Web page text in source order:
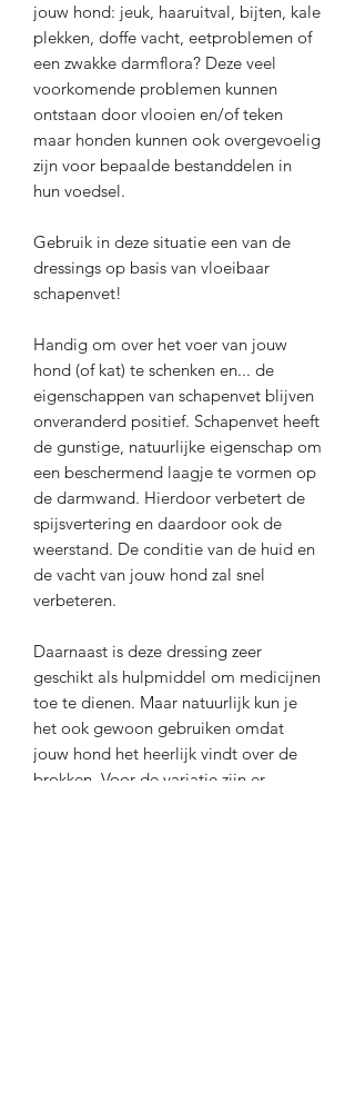
jouw hond: jeuk, haaruitval, bijten, kale
plekken, doffe vacht, eetproblemen of
een zwakke darmflora? Deze veel
voorkomende problemen kunnen
ontstaan door vlooien en/of teken
maar honden kunnen ook overgevoelig
zijn voor bepaalde bestanddelen in
hun voedsel.
Gebruik in deze situatie een van de
dressings op basis van vloeibaar
schapenvet!
Handig om over het voer van jouw
hond (of kat) te schenken en... de
eigenschappen van schapenvet blijven
onveranderd positief. Schapenvet heeft
de gunstige, natuurlijke eigenschap om
een beschermend laagje te vormen op
de darmwand. Hierdoor verbetert de
spijsvertering en daardoor ook de
weerstand. De conditie van de huid en
de vacht van jouw hond zal snel
verbeteren.
Daarnaast is deze dressing zeer
geschikt als hulpmiddel om medicijnen
toe te dienen. Maar natuurlijk kun je
het ook gewoon gebruiken omdat
jouw hond het heerlijk vindt over de
brokken. Voor de variatie zijn er